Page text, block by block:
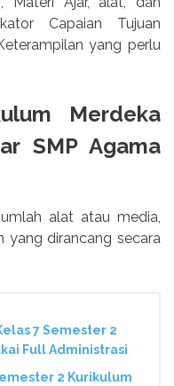
Capaian Tujuan
yang perlu
Merdeka
SMP Agama
alat atau media,
yang dirancang secara
7 Semester 2
Full Administrasi
2 Kurikulum